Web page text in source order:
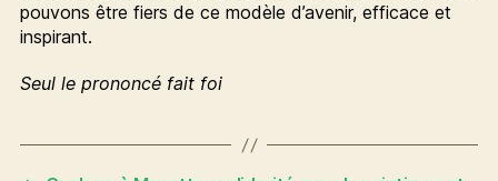
pouvons être fiers de ce modèle d’avenir, efficace et
inspirant.
Seul le prononcé fait foi